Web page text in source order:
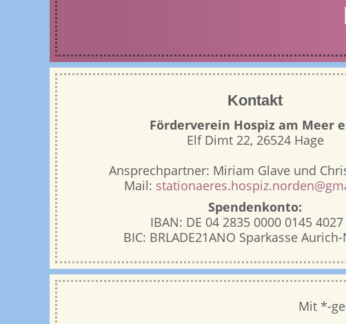
Kontakt
Förderverein Hospiz am Meer
Elf Dimt 22, 26524 Hage
Ansprechpartner: Miriam Glave und
Mail:
Spendenkonto:
IBAN: DE 04 2835 0000 0145
BIC: BRLADE21ANO Sparkasse
Mit *-